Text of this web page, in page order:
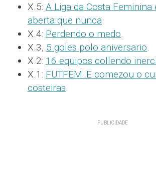
X.5: A Liga da Costa Feminina
aberta que nunca.
X.4: Perdendo o medo.
X.3, 5 goles polo aniversario.
X.2: 16 equipos collendo
X.1: FUTFEM: E comezou o
costeiras.